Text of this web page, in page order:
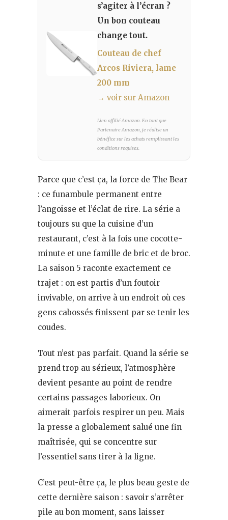
s’agiter à l’écran ?
Un bon couteau
change tout.
Couteau de chef
Arcos Riviera, lame
200 mm
→ voir sur Amazon
Lien affilié Amazon. En tant que
Partenaire Amazon, je réalise un
bénéfice sur les achats remplissant les
conditions requises.
Parce que c’est ça, la force de The Bear
: ce funambule permanent entre
l’angoisse et l’éclat de rire. La série a
toujours su que la cuisine d’un
restaurant, c’est à la fois une cocotte-
minute et une famille de bric et de broc.
La saison 5 raconte exactement ce
trajet : on est partis d’un foutoir
invivable, on arrive à un endroit où ces
gens cabossés finissent par se tenir les
coudes.
Tout n’est pas parfait. Quand la série se
prend trop au sérieux, l’atmosphère
devient pesante au point de rendre
certains passages laborieux. On
aimerait parfois respirer un peu. Mais
la presse a globalement salué une fin
maîtrisée, qui se concentre sur
l’essentiel sans tirer à la ligne.
C’est peut-être ça, le plus beau geste de
cette dernière saison : savoir s’arrêter
pile au bon moment, sans laisser